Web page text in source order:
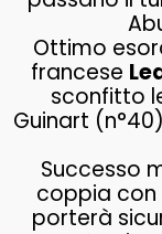
Ottimo
francese
sconfitto
Guinart
Successo
coppia con
porterà